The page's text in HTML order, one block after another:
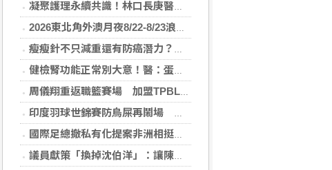
凝聚護理永續共識！林口長庚醫院攜手各界打造永續護理職場，共創健康台灣
2026東北角外澳月夜8/22-8/23浪漫登場！ 感受一「夏」東北角夜的浪漫！
瘦瘦針不只減重還有防癌潛力？臺大醫揭肥胖族群用藥 肥胖相關癌症風險降
健檢腎功能正常別大意！醫：蛋白尿異常恐是洗腎警訊
周儀翔重返職籃賽場 加盟TPBL新北國王
印度羽球世錦賽防鳥屎再鬧場 花逾6千萬翻新場館
國際足總撤私有化提案非洲相挺 歐洲仍不滿持續抵制
議員獻策「換掉沈伯洋」：讓陳時中再輸一次